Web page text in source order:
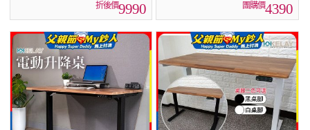
9990 4390